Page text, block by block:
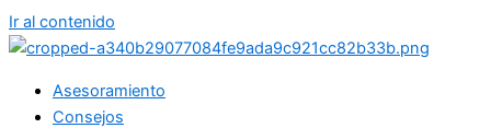
Ir al contenido
Asesoramiento
Consejos